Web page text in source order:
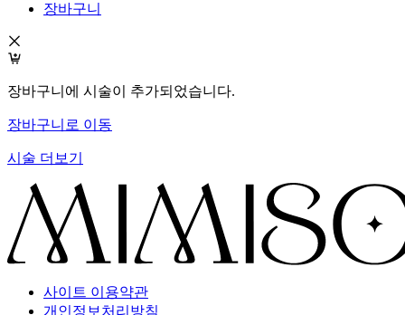
장바구니
장바구니에 시술이 추가되었습니다.
장바구니로 이동
시술 더보기
사이트 이용약관
개인정보처리방침